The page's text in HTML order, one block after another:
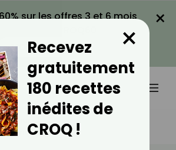
sur les offres 3 et 6 mois
VOIR LA PROMO
×
Minceur
Caloriques ?
Recevez
gratuitement
180 recettes
inédites de
CROQ !
×